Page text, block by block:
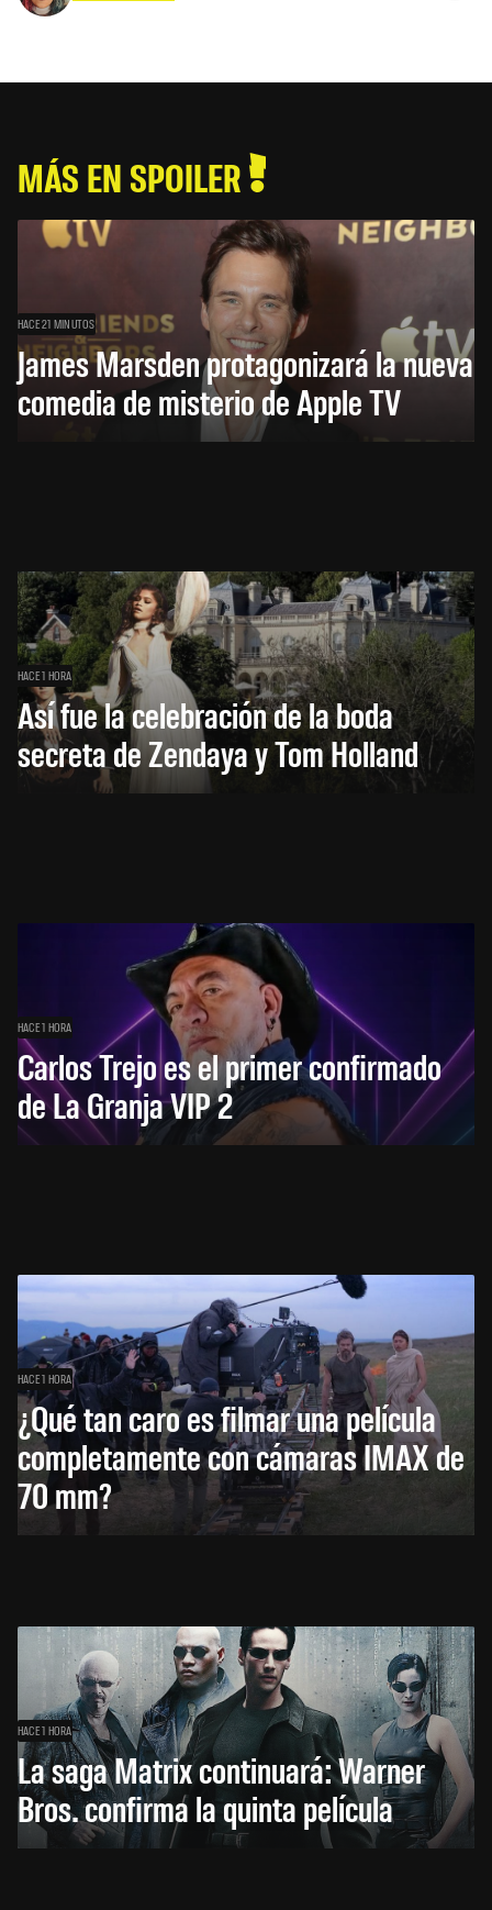
MÁS EN SPOILER
HACE 21 MINUTOS
James Marsden protagonizará la nueva
comedia de misterio de Apple TV
HACE 1 HORA
Así fue la celebración de la boda
secreta de Zendaya y Tom Holland
HACE 1 HORA
Carlos Trejo es el primer confirmado
de La Granja VIP 2
HACE 1 HORA
¿Qué tan caro es filmar una película
completamente con cámaras IMAX de
70 mm?
HACE 1 HORA
La saga Matrix continuará: Warner
Bros. confirma la quinta película